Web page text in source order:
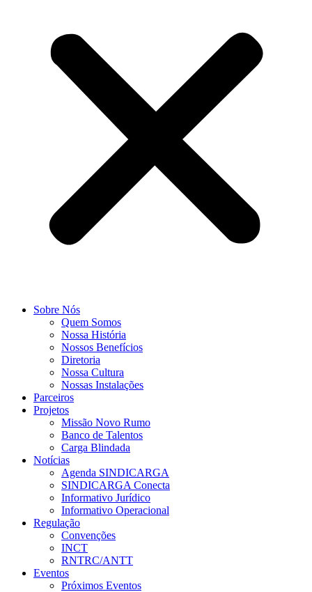
Sobre Nós
Quem Somos
Nossa História
Nossos Benefícios
Diretoria
Nossa Cultura
Nossas Instalações
Parceiros
Projetos
Missão Novo Rumo
Banco de Talentos
Carga Blindada
Notícias
Agenda SINDICARGA
SINDICARGA Conecta
Informativo Jurídico
Informativo Operacional
Regulação
Convenções
INCT
RNTRC/ANTT
Eventos
Próximos Eventos